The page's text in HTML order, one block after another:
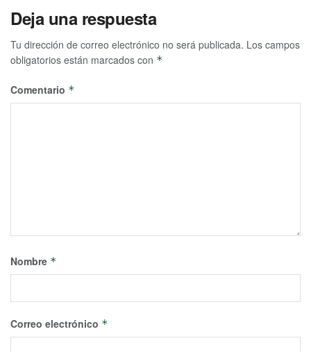
Deja una respuesta
Tu dirección de correo electrónico no será publicada. Los campos
obligatorios están marcados con *
Comentario *
Nombre *
Correo electrónico *